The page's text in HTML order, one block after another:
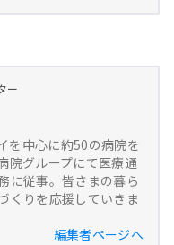
ー
を中心に約50の病院を
院グループにて医療通
に従事。皆さまの暮ら
くりを応援していきま
編集者ページへ